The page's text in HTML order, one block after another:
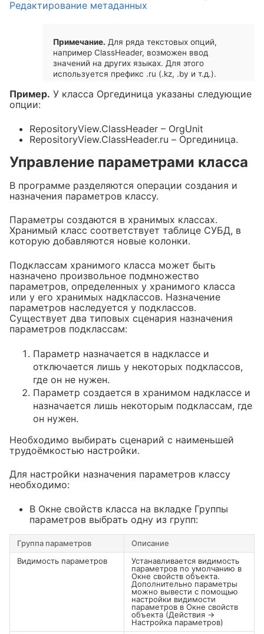
Редактирование метаданных
Примечание. Для ряда текстовых опций,
например ClassHeader, возможен ввод
значений на других языках. Для этого
используется префикс .ru (.kz, .by и т.д.).
Пример. У класса Оргединица указаны следующие
опции:
RepositoryView.ClassHeader – OrgUnit
RepositoryView.ClassHeader.ru – Оргединица.
Управление параметрами класса
В программе разделяются операции создания и
назначения параметров классу.
Параметры создаются в хранимых классах.
Хранимый класс соответствует таблице СУБД, в
которую добавляются новые колонки.
Подклассам хранимого класса может быть
назначено произвольное подмножество
параметров, определенных у хранимого класса
или у его хранимых надклассов. Назначение
параметров наследуется у подклассов.
Существует два типовых сценария назначения
параметров подклассам:
Параметр назначается в надклассе и
отключается лишь у некоторых подклассов,
где он не нужен.
Параметр создается в хранимом надклассе и
назначается лишь некоторым подклассам, где
он нужен.
Необходимо выбирать сценарий с наименьшей
трудоёмкостью настройки.
Для настройки назначения параметров классу
необходимо:
В Окне свойств класса на вкладке Группы
параметров выбрать одну из групп:
Группа параметров
Описание
Видимость параметров
Устанавливается видимость
параметров по умолчанию в
Окне свойств объекта.
Дополнительно параметры
можно вывести с помощью
настройки видимости
параметров в Окне свойств
объекта (Действия →
Настройка параметров)